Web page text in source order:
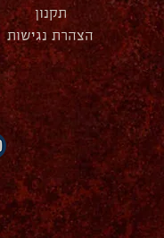
תקנון
הצהרת נגישות